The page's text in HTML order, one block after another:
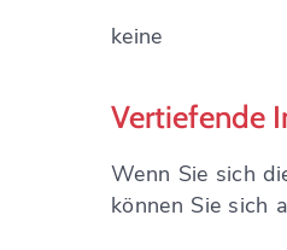
keine
Vertiefende
Wenn Sie sich
können Sie sich